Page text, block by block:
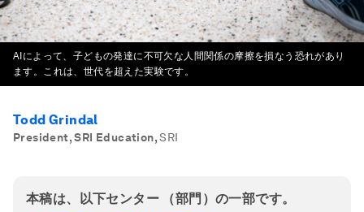
AIによって、子どもの発達に不可欠な人間関係の摩擦を損なう恐れがあり
ます。これは、世代を超えた実験です。
Todd Grindal
President, SRI Education, SRI
本稿は、以下センター （部門）の一部です。